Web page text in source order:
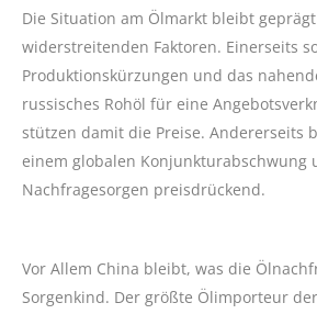
Die Situation am Ölmarkt bleibt
widerstreitenden Faktoren. Einerseits
Produktionskürzungen und das
russisches Rohöl für eine
stützen damit die Preise. Andererseits
einem globalen Konjunkturabschwung
Nachfragesorgen preisdrückend.
Vor Allem China bleibt, was die
Sorgenkind. Der größte Ölimporteur